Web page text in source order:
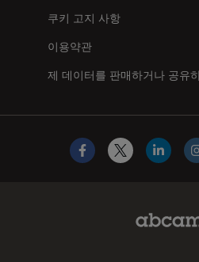
쿠키 고지 사항
제 데이터를 판매하거나 공유
이용약관
Facebook
X